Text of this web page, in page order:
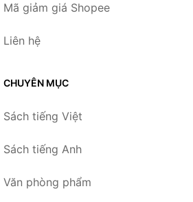
Mã giảm giá Shopee
Liên hệ
CHUYÊN MỤC
Sách tiếng Việt
Sách tiếng Anh
Văn phòng phẩm